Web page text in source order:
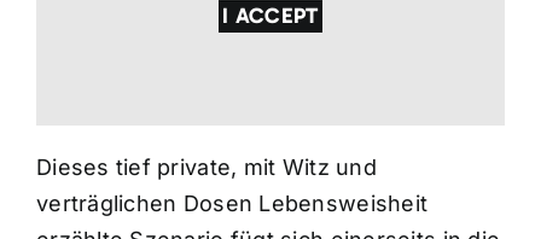
I ACCEPT
Dieses tief private, mit Witz und
verträglichen Dosen Lebensweisheit